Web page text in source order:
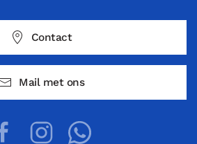
Contact
Mail met ons